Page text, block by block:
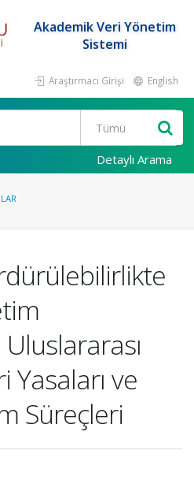
Akademik Veri Yönetim
Sistemi
Araştırmacı Girişi English
Detaylı Arama
Yasaları ve
Süreçleri